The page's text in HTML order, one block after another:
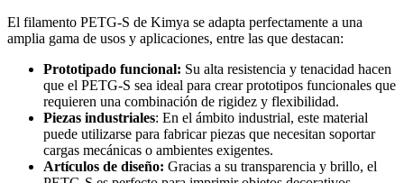
El filamento PETG-S de Kimya se adapta perfectamente a una
amplia gama de usos y aplicaciones, entre las que destacan:
Prototipado funcional: Su alta resistencia y tenacidad hacen
que el PETG-S sea ideal para crear prototipos funcionales que
requieren una combinación de rigidez y flexibilidad.
Piezas industriales: En el ámbito industrial, este material
puede utilizarse para fabricar piezas que necesitan soportar
cargas mecánicas o ambientes exigentes.
Artículos de diseño: Gracias a su transparencia y brillo, el